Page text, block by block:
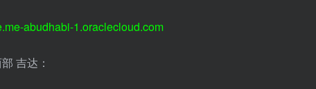
abudhabi-1.oraclecloud.com
吉达：